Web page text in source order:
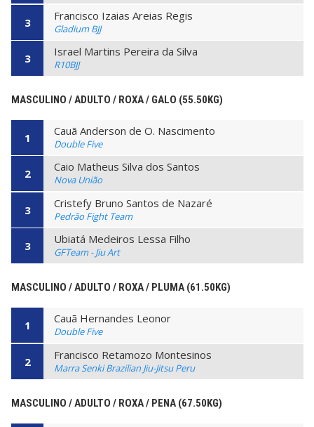
3 Francisco Izaias Areias Regis
Gladium BJJ
3 Israel Martins Pereira da Silva
R10BJJ
MASCULINO / ADULTO / ROXA / GALO (55.50KG)
1 Cauã Anderson de O. Nascimento
Double Five
2 Caio Matheus Silva dos Santos
Nova União
3 Cristefy Bruno Santos de Nazaré
Pedrão Fight Team
3 Ubiatá Medeiros Lessa Filho
GFTeam - Jiu Art
MASCULINO / ADULTO / ROXA / PLUMA (61.50KG)
1 Cauã Hernandes Leonor
Double Five
2 Francisco Retamozo Montesinos
Marra Senki Brazilian Jiu-Jitsu Peru
MASCULINO / ADULTO / ROXA / PENA (67.50KG)